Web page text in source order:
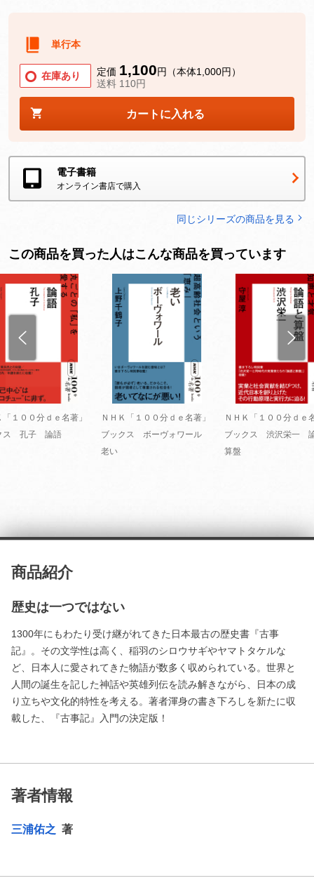
単行本
在庫あり 定価 1,100円（本体1,000円）
送料 110円
カートに入れる
電子書籍
オンライン書店で購入
同じシリーズの商品を見る
この商品を買った人はこんな商品を買っています
１００分ｄｅ名著」
ス 孔子 論語
ＮＨＫ「１００分ｄｅ名著」
ブックス ボーヴォワール
老い
ＮＨＫ「１００分ｄｅ
ブックス 渋沢栄一
算盤
商品紹介
歴史は一つではない
1300年にもわたり受け継がれてきた日本最古の歴史書『古事
記』。その文学性は高く、稲羽のシロウサギやヤマトタケルな
ど、日本人に愛されてきた物語が数多く収められている。世界と
人間の誕生を記した神話や英雄列伝を読み解きながら、日本の成
り立ちや文化的特性を考える。著者渾身の書き下ろしを新たに収
載した、『古事記』入門の決定版！
著者情報
三浦佑之 著